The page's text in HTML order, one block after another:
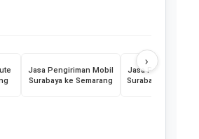
Jasa Pengiriman Mobil
Surabaya ke Semarang
Jasa Pengiriman
Surabaya ke
›